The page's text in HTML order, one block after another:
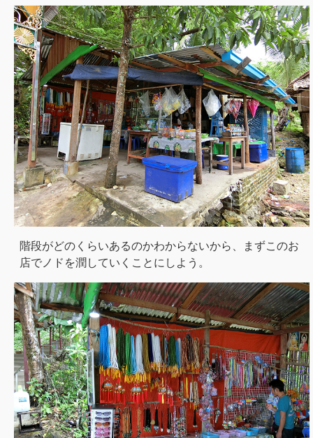
階段がどのくらいあるのかわからないから、まずこのお
店でノドを潤していくことにしよう。